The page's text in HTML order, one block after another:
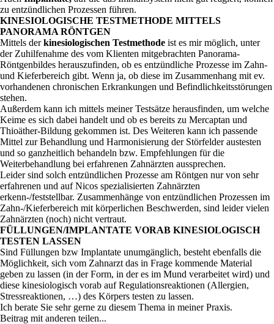
zu entzündlichen Prozessen führen.
KINESIOLOGISCHE TESTMETHODE MITTELS
PANORAMA RÖNTGEN
Mittels derkinesiologischen Testmethode ist es mir möglich, unter
der Zuhilfenahme des vom Klienten mitgebrachten Panorama-
Röntgenbildes herauszufinden, ob es entzündliche Prozesse im Zahn-
und Kieferbereich gibt. Wenn ja, ob diese im Zusammenhang mit ev.
vorhandenen chronischen Erkrankungen und Befindlichkeitsstörungen
stehen.
Außerdem kann ich mittels meiner Testsätze herausfinden, um welche
Keime es sich dabei handelt und ob es bereits zu Mercaptan und
Thioäther-Bildung gekommen ist. Des Weiteren kann ich passende
Mittel zur Behandlung und Harmonisierung der Störfelder austesten
und so ganzheitlich behandeln bzw. Empfehlungen für die
Weiterbehandlung bei erfahrenen Zahnärzten aussprechen.
Leider sind solch entzündlichen Prozesse am Röntgen nur von sehr
erfahrenen und auf Nicos spezialisierten Zahnärzten
erkenn-/feststellbar. Zusammenhänge von entzündlichen Prozessen im
Zahn-/Kieferbereich mit körperlichen Beschwerden, sind leider vielen
Zahnärzten (noch) nicht vertraut.
FÜLLUNGEN/IMPLANTATE VORAB KINESIOLOGISCH
TESTEN LASSEN
Sind Füllungen bzw Implantate unumgänglich, besteht ebenfalls die
Möglichkeit, sich vom Zahnarzt das in Frage kommende Material
geben zu lassen (in der Form, in der es im Mund verarbeitet wird) und
diese kinesiologisch vorab auf Regulationsreaktionen (Allergien,
Stressreaktionen, …) des Körpers testen zu lassen.
Ich berate Sie sehr gerne zu diesem Thema in meiner Praxis.
Beitrag mit anderen teilen...